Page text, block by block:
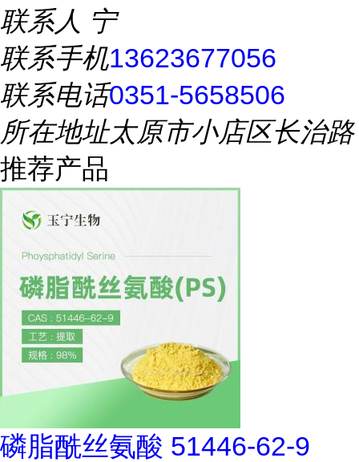
联系人 宁
联系手机13623677056
联系电话0351-5658506
所在地址太原市小店区长治路
推荐产品
磷脂酰丝氨酸 51446-62-9